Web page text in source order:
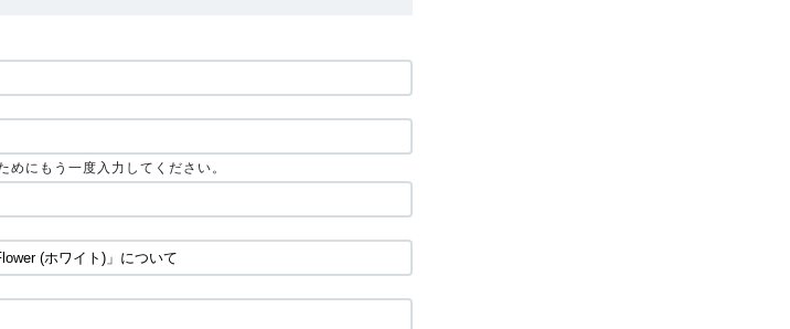
めにもう一度入力してください。